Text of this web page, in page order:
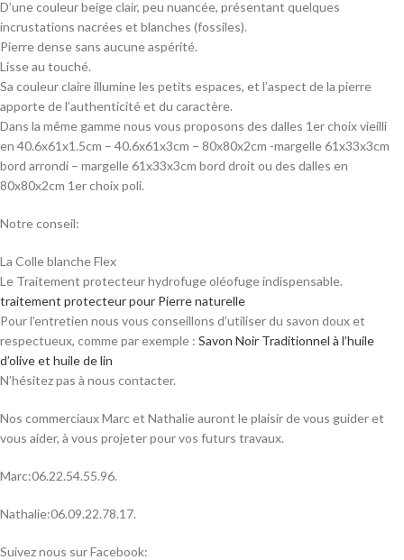
D’une couleur beige clair, peu nuancée, présentant quelques
incrustations nacrées et blanches (fossiles).
Pierre dense sans aucune aspérité.
Lisse au touché.
Sa couleur claire illumine les petits espaces, et l’aspect de la pierre
apporte de l’authenticité et du caractère.
Dans la même gamme nous vous proposons des dalles 1er choix vieilli
en 40.6x61x1.5cm – 40.6x61x3cm – 80x80x2cm -margelle 61x33x3cm
bord arrondi – margelle 61x33x3cm bord droit ou des dalles en
80x80x2cm 1er choix poli.
Notre conseil:
La Colle blanche Flex
Le Traitement protecteur hydrofuge oléofuge indispensable.
traitement protecteur pour Pierre naturelle
Pour l’entretien nous vous conseillons d’utiliser du savon doux et
respectueux, comme par exemple : Savon Noir Traditionnel à l’huile
d’olive et huile de lin
N’hésitez pas à nous contacter.
Nos commerciaux Marc et Nathalie auront le plaisir de vous guider et
vous aider, à vous projeter pour vos futurs travaux.
Marc:06.22.54.55.96.
Nathalie:06.09.22.78.17.
Suivez nous sur Facebook: